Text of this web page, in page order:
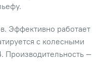
Эффективно работает
с колесными
Производительность —